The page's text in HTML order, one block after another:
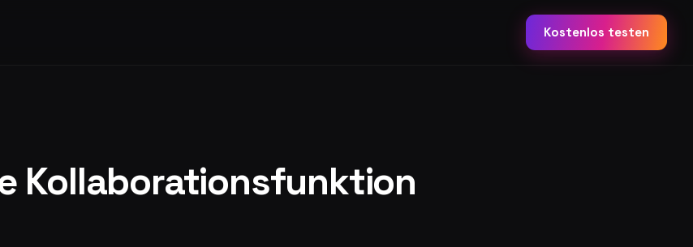
Kostenlos testen
Kollaborationsfunktion